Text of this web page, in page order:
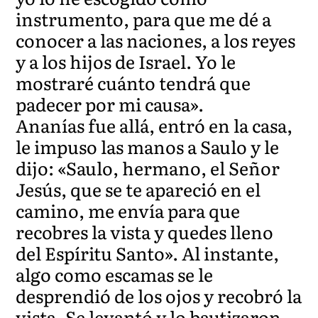
instrumento, para que me dé a
conocer a las naciones, a los reyes
y a los hijos de Israel. Yo le
mostraré cuánto tendrá que
padecer por mi causa».
Ananías fue allá, entró en la casa,
le impuso las manos a Saulo y le
dijo: «Saulo, hermano, el Señor
Jesús, que se te apareció en el
camino, me envía para que
recobres la vista y quedes lleno
del Espíritu Santo». Al instante,
algo como escamas se le
desprendió de los ojos y recobró la